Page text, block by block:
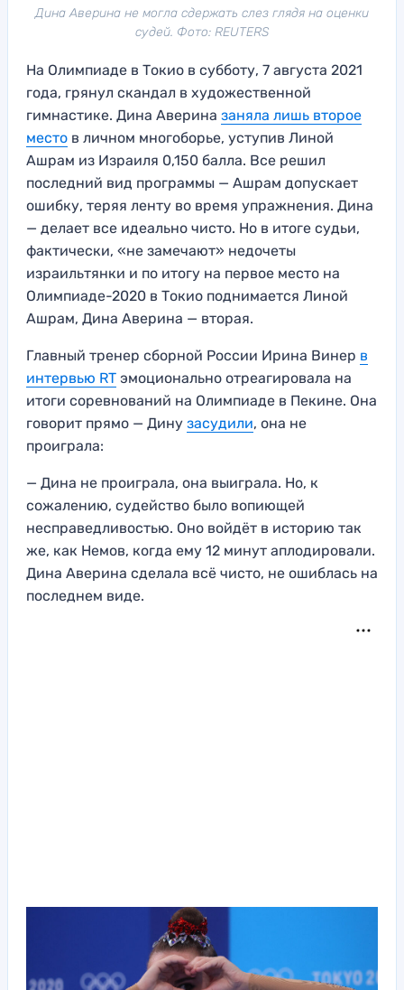
Дина Аверина не могла сдержать слез глядя на оценки
судей. Фото: REUTERS
На Олимпиаде в Токио в субботу, 7 августа 2021
года, грянул скандал в художественной
гимнастике. Дина Аверина заняла лишь второе
место в личном многоборье, уступив Линой
Ашрам из Израиля 0,150 балла. Все решил
последний вид программы — Ашрам допускает
ошибку, теряя ленту во время упражнения. Дина
— делает все идеально чисто. Но в итоге судьи,
фактически, «не замечают» недочеты
израильтянки и по итогу на первое место на
Олимпиаде-2020 в Токио поднимается Линой
Ашрам, Дина Аверина — вторая.
Главный тренер сборной России Ирина Винер в
интервью RT эмоционально отреагировала на
итоги соревнований на Олимпиаде в Пекине. Она
говорит прямо — Дину засудили, она не
проиграла:
— Дина не проиграла, она выиграла. Но, к
сожалению, судейство было вопиющей
несправедливостью. Оно войдёт в историю так
же, как Немов, когда ему 12 минут аплодировали.
Дина Аверина сделала всё чисто, не ошиблась на
последнем виде.